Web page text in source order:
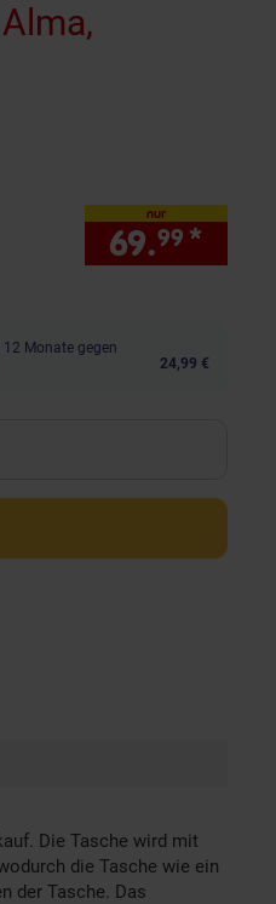
nur
69.99 *
Monate gegen
24,99 €
Die Tasche wird mit
die Tasche wie ein
der Tasche. Das